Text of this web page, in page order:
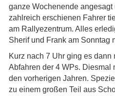
ganze Wochenende
zahlreich erschienen Fahrer
am Rallyezentrum. Alles
Sherif und Frank am Sonntag
Kurz nach 7 Uhr ging es dann
Abfahren der 4 WPs. Diesmal
den vorherigen Jahren.
zu einem großen Teil aus